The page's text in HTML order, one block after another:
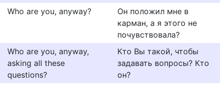
Who are you, anyway?
Он положил мне в
карман, а я этого не
почувствовала?
Who are you, anyway,
asking all these
questions?
Кто Вы такой, чтобы
задавать вопросы? Кто
он?